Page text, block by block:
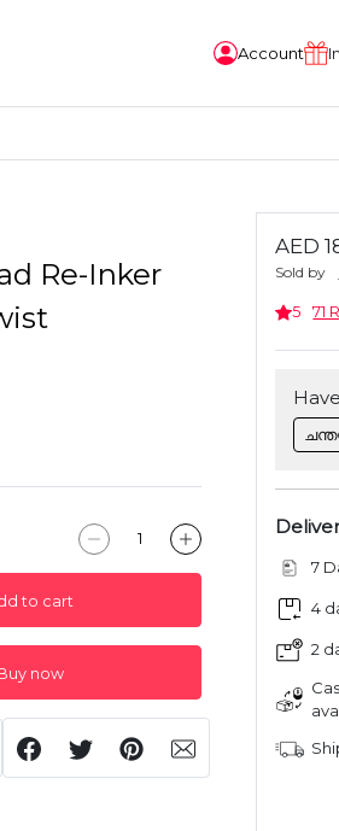
Account
Re-Inker
to cart
now
AED
Sold by
5 71
7
4
2